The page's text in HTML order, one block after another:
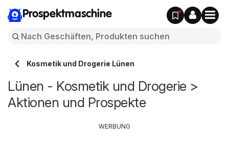
Prospektmaschine
Kosmetik und Drogerie Lünen
Lünen - Kosmetik und Drogerie >
Aktionen und Prospekte
WERBUNG